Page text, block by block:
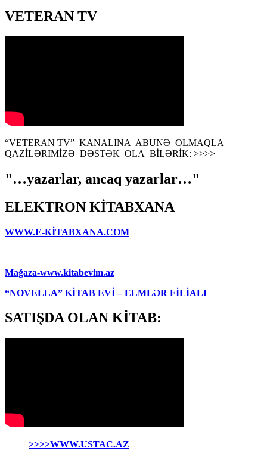
VETERAN TV
“VETERAN TV” KANALINA ABUNƏ OLMAQLA
QAZİLƏRIMİZƏ DƏSTƏK OLA BİLƏRİK: >>>>
"…yazarlar, ancaq yazarlar…"
ELEKTRON KİTABXANA
WWW.E-KİTABXANA.COM
Mağaza-www.kitabevim.az
“NOVELLA” KİTAB EVİ – ELMLƏR FİLİALI
SATIŞDA OLAN KİTAB:
>>>>WWW.USTAC.AZ